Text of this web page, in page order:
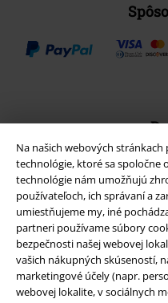
Na našich webových
technológie, ktoré sa spoločne
technológie nám umožňujú
používateľoch, ich správaní a
umiestňujeme my, iné
partneri používame súbory
bezpečnosti našej webovej
vašich nákupných skúseností,
marketingové účely (napr.
webovej lokalite, v sociálnych
Nová
Stiahnite si novú EMP